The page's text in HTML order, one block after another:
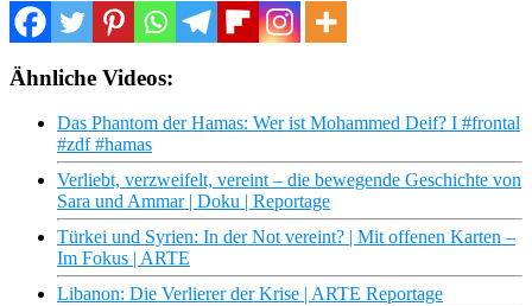
Ähnliche Videos:
Das Phantom der Hamas: Wer ist Mohammed Deif? I #frontal
#zdf #hamas
Verliebt, verzweifelt, vereint – die bewegende Geschichte von
Sara und Ammar | Doku | Reportage
Türkei und Syrien: In der Not vereint? | Mit offenen Karten –
Im Fokus | ARTE
Libanon: Die Verlierer der Krise | ARTE Reportage